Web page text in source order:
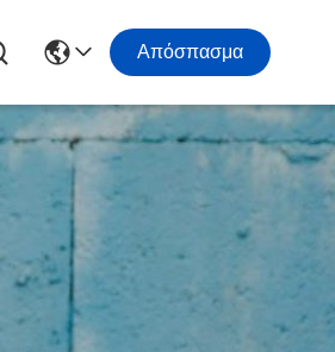
Απόσπασμα